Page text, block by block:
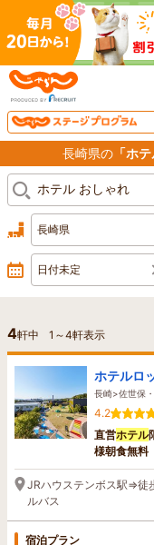
長崎県の「ホテ
長崎県
日付未定
4軒中 1 ～4軒表示
ホテルロ
長崎>佐世保
4.2
直営ホテル
様朝食無料
JRハウステンボス駅⇒徒
ルバス
宿泊プラン